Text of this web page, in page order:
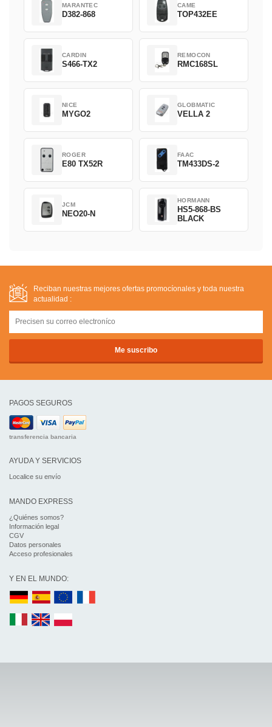
MARANTEC
D382-868
CAME
TOP432EE
CARDIN
S466-TX2
REMOCON
RMC168SL
NICE
MYGO2
GLOBMATIC
VELLA 2
ROGER
E80 TX52R
FAAC
TM433DS-2
JCM
NEO20-N
HORMANN
HS5-868-BS
BLACK
Reciban nuestras mejores ofertas promocíonales y toda nuestra
actualidad :
PAGOS SEGUROS
transferencia bancaria
AYUDA Y SERVICIOS
Localice su envío
MANDO EXPRESS
¿Quiénes somos?
Información legal
CGV
Datos personales
Acceso profesionales
Y EN EL MUNDO: